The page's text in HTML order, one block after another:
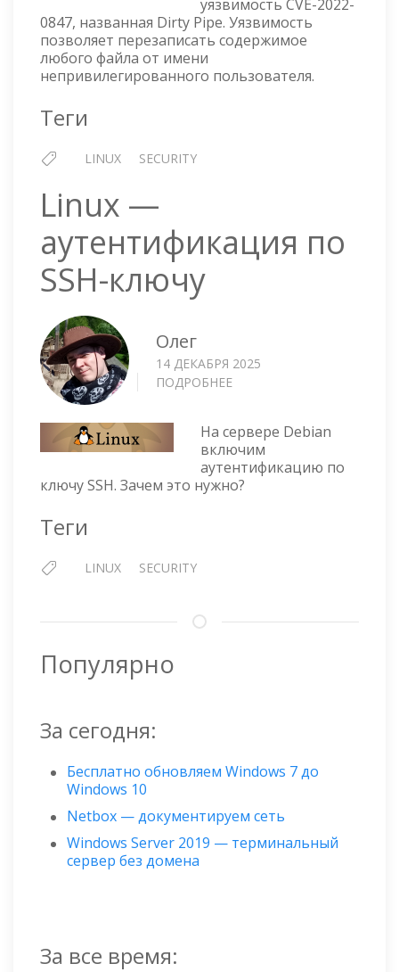
уязвимость CVE-2022-
0847, названная Dirty Pipe. Уязвимость
позволяет перезаписать содержимое
любого файла от имени
непривилегированного пользователя.
Теги
LINUX SECURITY
Linux —
аутентификация по
SSH-ключу
Олег
14 ДЕКАБРЯ 2025
ПОДРОБНЕЕ
АУТЕНТИФИКАЦИЯ
ПО
SSH-
КЛЮЧУ
На сервере Debian
включим
аутентификацию по
ключу SSH. Зачем это нужно?
Теги
LINUX SECURITY
Популярно
За сегодня:
Бесплатно обновляем Windows 7 до
Windows 10
Netbox — документируем сеть
Windows Server 2019 — терминальный
сервер без домена
За все время: